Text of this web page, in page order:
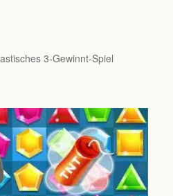
3-Gewinnt-Spiel